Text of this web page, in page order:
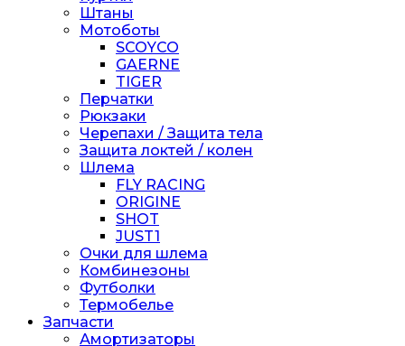
Штаны
Мотоботы
SCOYCO
GAERNE
TIGER
Перчатки
Рюкзаки
Черепахи / Защита тела
Защита локтей / колен
Шлема
FLY RACING
ORIGINE
SHOT
JUST1
Очки для шлема
Комбинезоны
Футболки
Термобелье
Запчасти
Амортизаторы